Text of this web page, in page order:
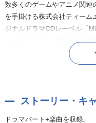
数多くのゲームやアニメ関連
を手掛ける株式会社ティーム
ジナルドラマCDレーベル「
ース中の【バンド物語】「
本作は、数々の人気タレン
Crow(インピッシュ クロウ):
ストーリー・キ
ドラマパート+楽曲を収録。